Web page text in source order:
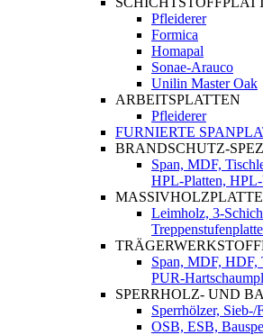
Pfleiderer
Formica
Homapal
Sonae-Arauco
Unilin Master Oak
ARBEITSPLATTEN
Pfleiderer
FURNIERTE
BRANDSCHUTZ-
Span, MDF,
HPL-Platten,
Leimholz, 3-
Span, MDF, HDF,
PUR-
SPERRHOLZ- UND
Sperrhölzer, Sieb-/
OSB, ESB,